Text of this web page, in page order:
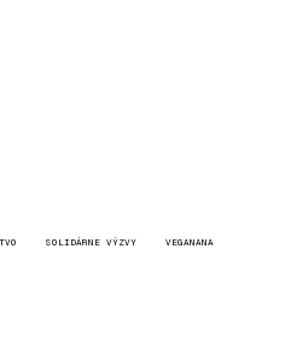
SOLIDÁRNE VÝZVY VEGANANA